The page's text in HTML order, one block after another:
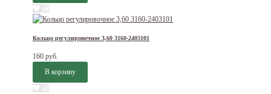
Кольцо регулировочное 3,60 3160-2403101
160 руб.